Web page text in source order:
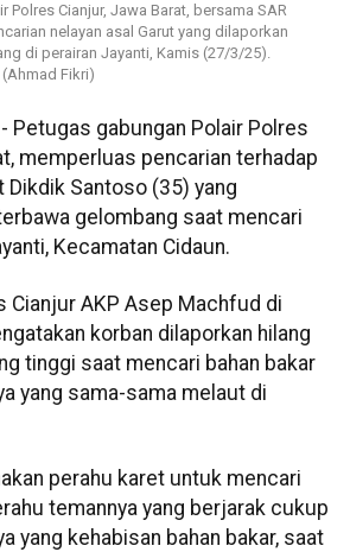
Polres Cianjur, Jawa Barat, bersama SAR
nelayan asal Garut yang dilaporkan
di perairan Jayanti, Kamis (27/3/25).
Fikri)
- Petugas gabungan Polair Polres
memperluas pencarian terhadap
Dikdik Santoso (35) yang
gelombang saat mencari
Kecamatan Cidaun.
Cianjur AKP Asep Machfud di
korban dilaporkan hilang
tinggi saat mencari bahan bakar
yang sama-sama melaut di
perahu karet untuk mencari
temannya yang berjarak cukup
yang kehabisan bahan bakar, saat